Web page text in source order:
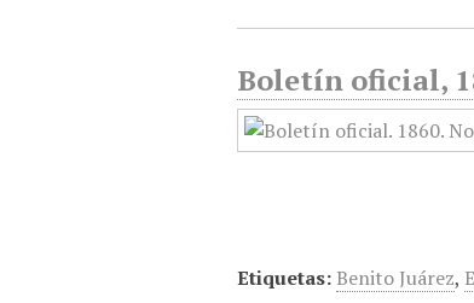
Boletín oficial,
Etiquetas: Benito Juárez,